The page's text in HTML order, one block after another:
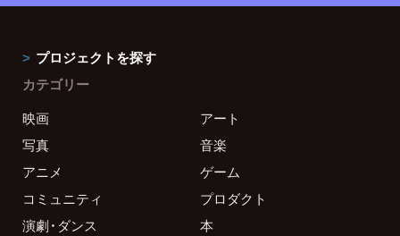
プロジェクトを探す
カテゴリー
映画
アート
写真
音楽
アニメ
ゲーム
コミュニティ
プロダクト
演劇・ダンス
本